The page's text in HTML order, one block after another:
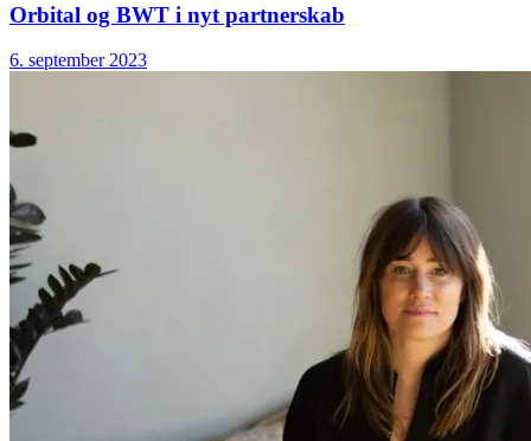
Orbital og BWT i nyt partnerskab
6. september 2023